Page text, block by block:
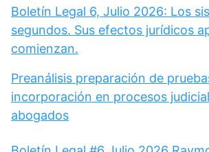
Boletín Legal 6, Julio 2026: Los
segundos. Sus efectos jurídicos
comienzan.
Preanálisis preparación de
incorporación en procesos
abogados